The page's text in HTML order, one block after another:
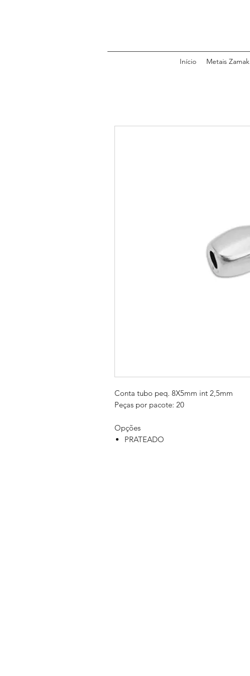
Início Metais Zamak
Conta tubo peq. 8X5mm int 2,5mm
Peças por pacote: 20
Opções
PRATEADO